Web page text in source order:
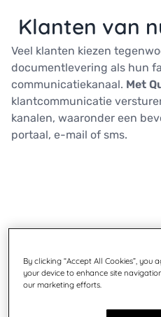
Klanten van
Veel klanten kiezen
documentlevering als hun
communicatiekanaal. Met
klantcommunicatie
kanalen, waaronder een
portaal, e-mail of sms.
Evolueer
levering
By clicking “Accept All Cookies”, you
your device to enhance site
our marketing efforts.